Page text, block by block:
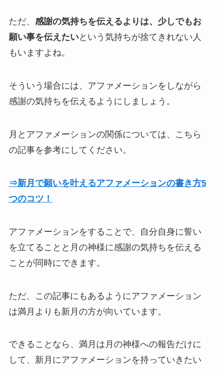
ただ、 感謝の気持ちを伝えるよりは、少しでもお
願い事を伝えたいという気持ちが捨てきれない人
もいますよね。
そういう場合には、アファメーションをしながら
感謝の気持ちを伝えるようにしましょう。
月とアファメーションの関係については、こちら
の記事を参考にしてください。
⇒新月で願いを叶えるアファメーションの書き方5
つのコツ！
アファメーションをすることで、自分自身に誓い
を立てることと月の神様に感謝の気持ちを伝える
ことが同時にできます。
ただ、この記事にもあるようにアファメーション
は満月よりも新月の方が向いています。
できることなら、満月は月の神様への報告だけに
して、新月にアファメーションを持っていきたい